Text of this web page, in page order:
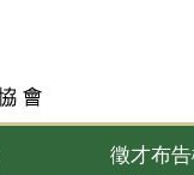
徵才布